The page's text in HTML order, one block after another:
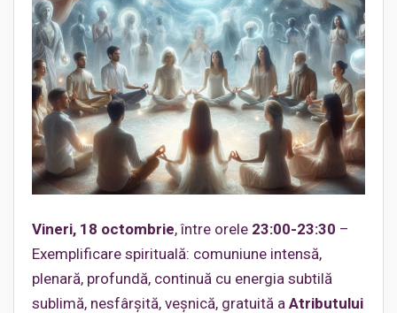
Vineri, 18 octombrie, între orele 23:00-23:30 –
Exemplificare spirituală: comuniune intensă,
plenară, profundă, continuă cu energia subtilă
sublimă, nesfârșită, veșnică, gratuită a Atributului